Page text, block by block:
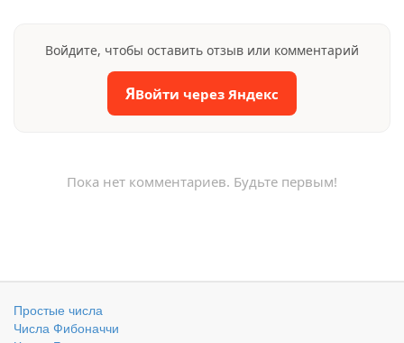
Войдите, чтобы оставить отзыв или комментарий
ЯВойти через Яндекс
Пока нет комментариев. Будьте первым!
Простые числа
Числа Фибоначчи